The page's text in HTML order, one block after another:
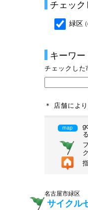
チェッ
緑区
キーワ
チェックし
＊ 店舗によ
map
名古屋市緑区
サイクル